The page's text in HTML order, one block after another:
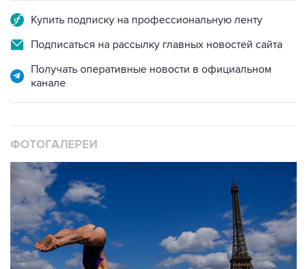
Подписаться на рассылку главных новостей сайта
Получать оперативные новости в официальном